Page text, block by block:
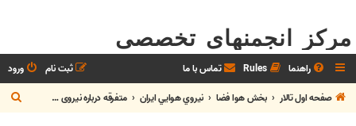
مرکز انجمنهای تخصصی
راهنما Rules تماس با ما ورود
ثبت نام
صفحه اول تالار
بخش هوا فضا نيروي هوايي ايران متفرقه درباره نیروی هوایی
س